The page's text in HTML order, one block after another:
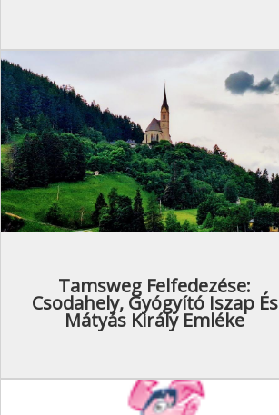
Tamsweg Felfedezése:
Csodahely, Gyógyító Iszap És
Mátyás Király Emléke